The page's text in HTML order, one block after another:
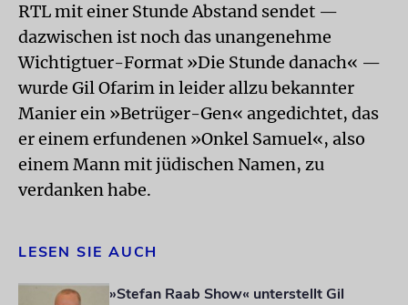
RTL mit einer Stunde Abstand sendet —
dazwischen ist noch das unangenehme
Wichtigtuer-Format »Die Stunde danach« —
wurde Gil Ofarim in leider allzu bekannter
Manier ein »Betrüger-Gen« angedichtet, das
er einem erfundenen »Onkel Samuel«, also
einem Mann mit jüdischen Namen, zu
verdanken habe.
LESEN SIE AUCH
»Stefan Raab Show« unterstellt Gil